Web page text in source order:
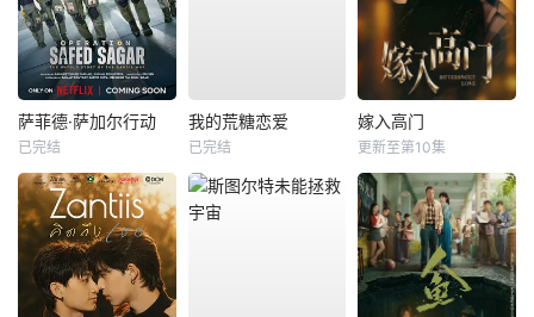
萨菲德·萨加尔行动
已完结
我的荒糖恋爱
已完结
嫁入高门
更新至第10集